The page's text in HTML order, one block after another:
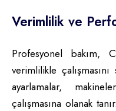
Verimlilik ve
Profesyonel bakım,
verimlilikle çalışmasını
ayarlamalar,
çalışmasına olanak